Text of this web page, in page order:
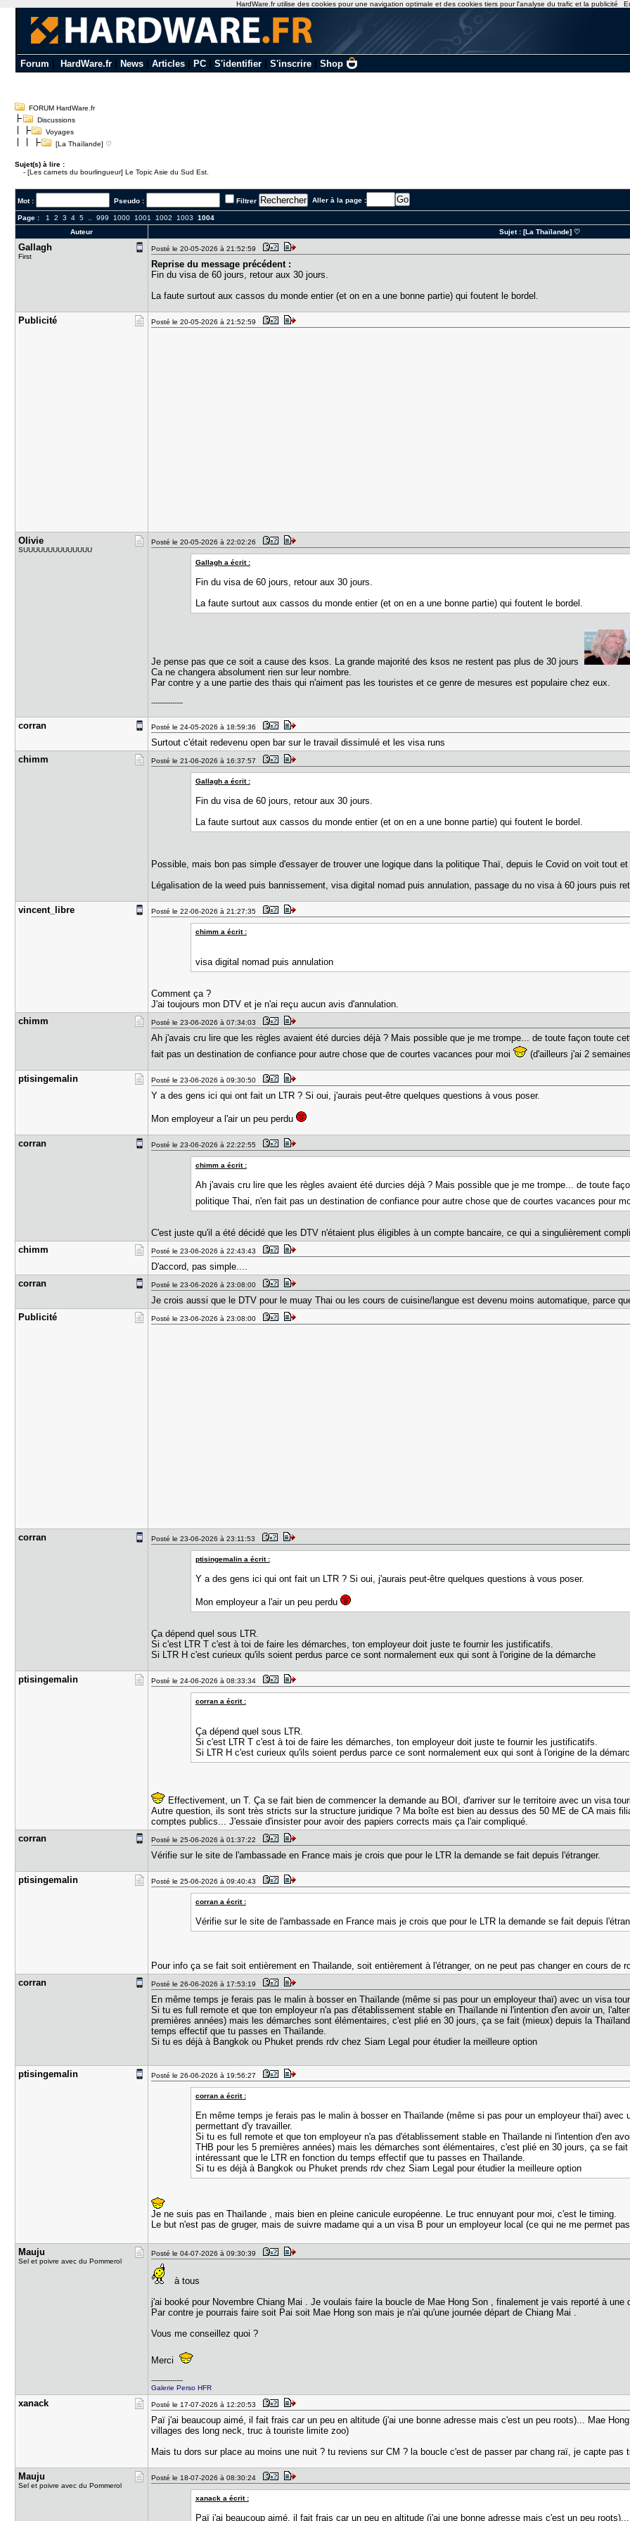
Forum HardWare.fr| News| Articles| PC| S'identifier| S'inscrire| Shop
FORUM HardWare.fr
Discussions
Voyages
[La Thaïlande] ♡
Sujet(s) à lire :
-[Les carnets du bourlingueur] Le Topic Asie du Sud Est.
Mot : Pseudo : Filtrer Aller à la page :
Page : 1 2 3 4 5 ..999 1000 1001 1002 1003 1004
Auteur
Sujet :[La Thaïlande] ♡
Gallagh
First
Posté le 20-05-2026 à 21:52:59
Reprise du message précédent :
Fin du visa de 60 jours, retour aux 30 jours.
La faute surtout aux cassos du monde entier (et on en a une bonne partie) qui foutent le bordel.
Publicité Posté le 20-05-2026 à 21:52:59
Olivie
SUUUUUUUUUUUUUU
Posté le 20-05-2026 à 22:02:26
Gallagh a écrit :
Fin du visa de 60 jours, retour aux 30 jours.
La faute surtout aux cassos du monde entier (et on en a une bonne partie) qui foutent le bordel.
Je pense pas que ce soit a cause des ksos. La grande majorité des ksos ne restent pas plus de 30 jours
Ca ne changera absolument rien sur leur nombre.
Par contre y a une partie des thais qui n'aiment pas les touristes et ce genre de mesures est populaire chez eux.
---------------
corran Posté le 24-05-2026 à 18:59:36
Surtout c'était redevenu open bar sur le travail dissimulé et les visa runs
chimm
Posté le 21-06-2026 à 16:37:57
Gallagh a écrit :
Fin du visa de 60 jours, retour aux 30 jours.
La faute surtout aux cassos du monde entier (et on en a une bonne partie) qui foutent le bordel.
Possible, mais bon pas simple d'essayer de trouver une logique dans la politique Thaï, depuis le Covid on voit tout
Légalisation de la weed puis bannissement, visa digital nomad puis annulation, passage du no visa à 60 jours puis
vincent_li​bre Posté le 22-06-2026 à 21:27:35
chimm a écrit :
visa digital nomad puis annulation
Comment ça ?
J'ai toujours mon DTV et je n'ai reçu aucun avis d'annulation.
chimm
Posté le 23-06-2026 à 07:34:03
Ah j'avais cru lire que les règles avaient été durcies déjà ? Mais possible que je me trompe... de toute façon toute
fait pas un destination de confiance pour autre chose que de courtes vacances pour moi
(d'ailleurs j'ai 2
ptisingema​lin Posté le 23-06-2026 à 09:30:50
Y a des gens ici qui ont fait un LTR ? Si oui, j'aurais peut-être quelques questions à vous poser.
Mon employeur a l'air un peu perdu
corran Posté le 23-06-2026 à 22:22:55
chimm a écrit :
Ah j'avais cru lire que les règles avaient été durcies déjà ? Mais possible que je me trompe... de toute
politique Thai, n'en fait pas un destination de confiance pour autre chose que de courtes vacances pour
C'est juste qu'il a été décidé que les DTV n'étaient plus éligibles à un compte bancaire, ce qui a singulièrement
chimm
Posté le 23-06-2026 à 22:43:43
D'accord, pas simple....
corran
Posté le 23-06-2026 à 23:08:00
Je crois aussi que le DTV pour le muay Thai ou les cours de cuisine/langue est devenu moins automatique, parce
Publicité
Posté le 23-06-2026 à 23:08:00
corran Posté le 23-06-2026 à 23:11:53
ptisingemalin a écrit :
Y a des gens ici qui ont fait un LTR ? Si oui, j'aurais peut-être quelques questions à vous poser.
Mon employeur a l'air un peu perdu
Ça dépend quel sous LTR.
Si c'est LTR T c'est à toi de faire les démarches, ton employeur doit juste te fournir les justificatifs.
Si LTR H c'est curieux qu'ils soient perdus parce ce sont normalement eux qui sont à l'origine de la démarche
ptisingema​lin Posté le 24-06-2026 à 08:33:34
corran a écrit :
Ça dépend quel sous LTR.
Si c'est LTR T c'est à toi de faire les démarches, ton employeur doit juste te fournir les justificatifs.
Si LTR H c'est curieux qu'ils soient perdus parce ce sont normalement eux qui sont à l'origine de la
Effectivement, un T. Ça se fait bien de commencer la demande au BOI, d'arriver sur le territoire avec un visa
Autre question, ils sont très stricts sur la structure juridique ? Ma boîte est bien au dessus des 50 ME de CA mais
comptes publics... J'essaie d'insister pour avoir des papiers corrects mais ça l'air compliqué.
corran
Posté le 25-06-2026 à 01:37:22
Vérifie sur le site de l'ambassade en France mais je crois que pour le LTR la demande se fait depuis l'étranger.
ptisingema​lin Posté le 25-06-2026 à 09:40:43
corran a écrit :
Vérifie sur le site de l'ambassade en France mais je crois que pour le LTR la demande se fait depuis
Pour info ça se fait soit entièrement en Thailande, soit entièrement à l'étranger, on ne peut pas changer en cours de
corran
Posté le 26-06-2026 à 17:53:19
En même temps je ferais pas le malin à bosser en Thaïlande (même si pas pour un employeur thaï) avec un visa
Si tu es full remote et que ton employeur n'a pas d'établissement stable en Thaïlande ni l'intention d'en avoir un,
premières années) mais les démarches sont élémentaires, c'est plié en 30 jours, ça se fait (mieux) depuis la
temps effectif que tu passes en Thaïlande.
Si tu es déjà à Bangkok ou Phuket prends rdv chez Siam Legal pour étudier la meilleure option
ptisingema​lin Posté le 26-06-2026 à 19:56:27
corran a écrit :
En même temps je ferais pas le malin à bosser en Thaïlande (même si pas pour un employeur thaï)
permettant d'y travailler.
Si tu es full remote et que ton employeur n'a pas d'établissement stable en Thaïlande ni l'intention d'en
THB pour les 5 premières années) mais les démarches sont élémentaires, c'est plié en 30 jours, ça se
intéressant que le LTR en fonction du temps effectif que tu passes en Thaïlande.
Si tu es déjà à Bangkok ou Phuket prends rdv chez Siam Legal pour étudier la meilleure option
Je ne suis pas en Thaïlande , mais bien en pleine canicule européenne. Le truc ennuyant pour moi, c'est le timing.
Le but n'est pas de gruger, mais de suivre madame qui a un visa B pour un employeur local (ce qui ne me permet
Mauju
Sel et poivre avec du Pommerol
Posté le 04-07-2026 à 09:30:39
à tous
j'ai booké pour Novembre Chiang Mai . Je voulais faire la boucle de Mae Hong Son , finalement je vais reporté à une
Par contre je pourrais faire soit Pai soit Mae Hong son mais je n'ai qu'une journée départ de Chiang Mai .
Vous me conseillez quoi ?
Merci
---------------
Galerie Perso HFR
xanack Posté le 17-07-2026 à 12:20:53
Paï j'ai beaucoup aimé, il fait frais car un peu en altitude (j'ai une bonne adresse mais c'est un peu roots)... Mae
villages des long neck, truc à touriste limite zoo)
Mais tu dors sur place au moins une nuit ? tu reviens sur CM ? la boucle c'est de passer par chang raï, je capte pas
Mauju
Sel et poivre avec du Pommerol
Posté le 18-07-2026 à 08:30:24
xanack a écrit :
Paï j'ai beaucoup aimé, il fait frais car un peu en altitude (j'ai une bonne adresse mais c'est un peu
HardWare.fr utilise des cookies pour une navigation optimale et des cookies tiers pour l'analyse du trafic et la publicité